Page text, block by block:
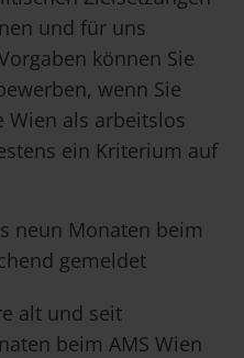
und für uns
können Sie
wenn Sie
Wien als arbeitslos
ein Kriterium auf
neun Monaten beim
gemeldet
alt und seit
beim AMS Wien